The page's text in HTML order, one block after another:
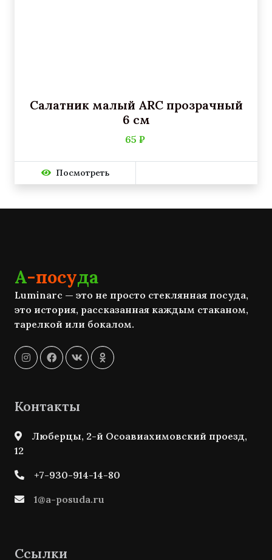
Салатник малый ARC прозрачный
6 см
65 ₽
Посмотреть
А-посуда
Luminarc — это не просто стеклянная посуда,
это история, рассказанная каждым стаканом,
тарелкой или бокалом.
Контакты
Люберцы, 2-й Осоавиахимовский проезд,
12
+7-930-914-14-80
1@a-posuda.ru
Ссылки